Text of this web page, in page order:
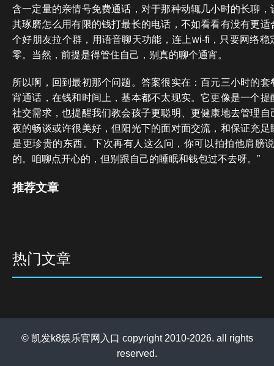
含一定量的亲情号免费通话，对于那种动辄几小时的长聊
其琢磨怎么用有限的钱打最长的电话，不如看看有没有更适
个好朋友拉个群，用语音聊天功能，连上wi-fi，只要网络稳
零。当然，前提是得管住自己，别真的聊个通宵。
所以啊，回到最初那个问题。答案很实在：百元三小时的
宵通话，在钱和时间上，基本都不太现实。它更像是一个
社交需求，也提醒我们教会孩子更聪明、更健康地去管理
夜的畅谈或许很美好，但阳光下的面对面交流，和保证充
是更珍贵的东西。下次再有人这么问，你可以拍拍他肩膀
的。咱聊点开心的，但别跟自己的睡眠和钱包过不去呀。”
推荐文章
热门文章
© 凯发k8娱乐官网入口 copyright 2010-2026. all rights
reserved.